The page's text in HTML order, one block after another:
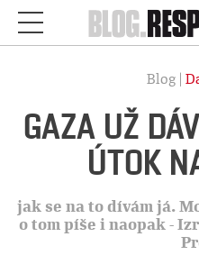
Blog |
GAZA UŽ
ÚTOK
jak se na to dívám já.
o tom píše i naopak -